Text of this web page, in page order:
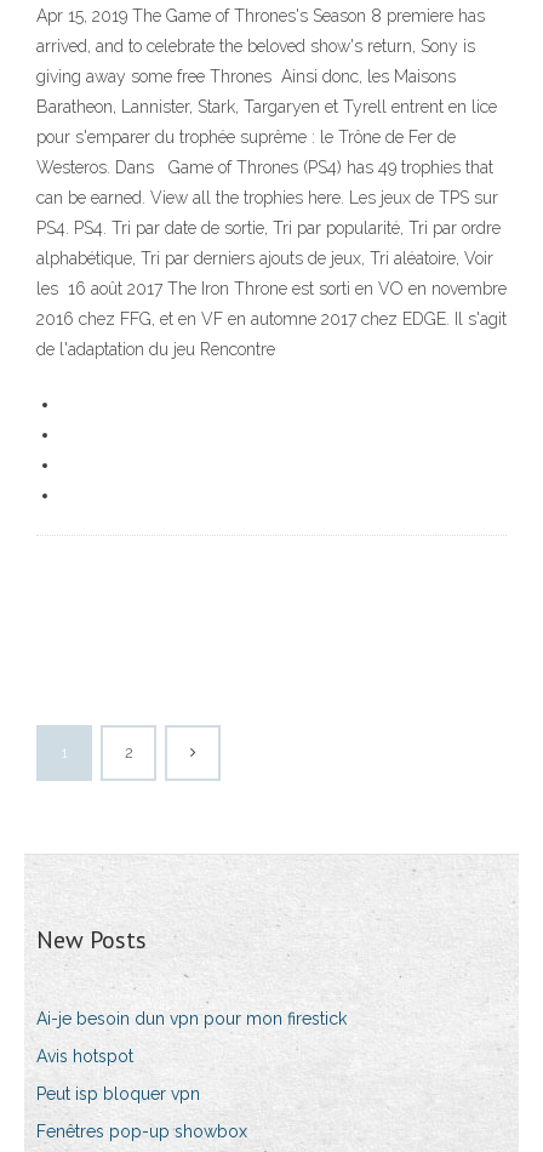
Apr 15, 2019 The Game of Thrones's Season 8 premiere has
arrived, and to celebrate the beloved show's return, Sony is
giving away some free Thrones Ainsi donc, les Maisons
Baratheon, Lannister, Stark, Targaryen et Tyrell entrent en lice
pour s'emparer du trophée suprême : le Trône de Fer de
Westeros. Dans Game of Thrones (PS4) has 49 trophies that
can be earned. View all the trophies here. Les jeux de TPS sur
PS4. PS4. Tri par date de sortie, Tri par popularité, Tri par ordre
alphabétique, Tri par derniers ajouts de jeux, Tri aléatoire, Voir
les 16 août 2017 The Iron Throne est sorti en VO en novembre
2016 chez FFG, et en VF en automne 2017 chez EDGE. Il s'agit
de l'adaptation du jeu Rencontre
1 2
New Posts
Ai-je besoin dun vpn pour mon firestick
Avis hotspot
Peut isp bloquer vpn
Fenêtres pop-up showbox